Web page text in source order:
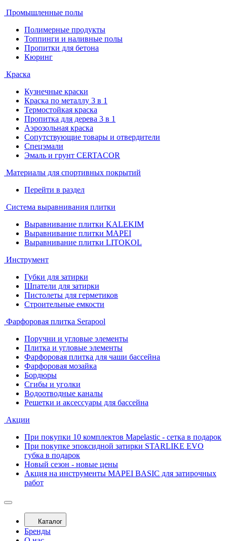
Промышленные полы
Полимерные продукты
Топпинги и наливные полы
Пропитки для бетона
Кюринг
Краска
Кузнечные краски
Краска по металлу 3 в 1
Термостойкая краска
Пропитка для дерева 3 в 1
Аэрозольная краска
Сопутствующие товары и отвердители
Спецэмали
Эмаль и грунт CERTACOR
Материалы для спортивных покрытий
Перейти в раздел
Система выравнивания плитки
Выравнивание плитки KALEKIM
Выравнивание плитки MAPEI
Выравнивание плитки LITOKOL
Инструмент
Губки для затирки
Шпатели для затирки
Пистолеты для герметиков
Строительные емкости
Фарфоровая плитка Serapool
Поручни и угловые элементы
Плитка и угловые элементы
Фарфоровая плитка для чаши бассейна
Фарфоровая мозайка
Бордюры
Сгибы и уголки
Водоотводные каналы
Решетки и аксессуары для бассейна
Акции
При покупки 10 комплектов Mapelastic - сетка в подарок
При покупке эпоксидной затирки STARLIKE EVO
губка в подарок
Новый сезон - новые цены
Акция на инструменты MAPEI BASIC для затирочных
работ
Каталог
Бренды